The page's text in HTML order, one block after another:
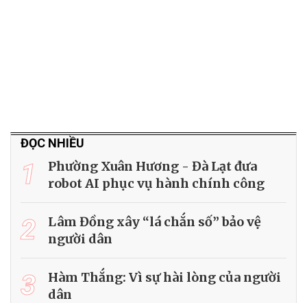
ĐỌC NHIỀU
1
Phường Xuân Hương - Đà Lạt đưa
robot AI phục vụ hành chính công
2
Lâm Đồng xây “lá chắn số” bảo vệ
người dân
3
Hàm Thắng: Vì sự hài lòng của người
dân